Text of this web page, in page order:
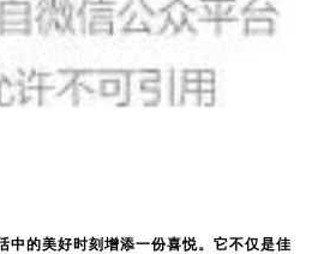
中的美好时刻增添一份喜悦。它不仅是佳